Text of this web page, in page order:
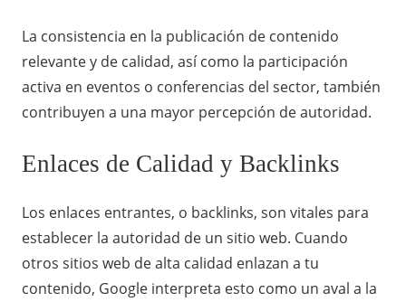
La consistencia en la publicación de contenido
relevante y de calidad, así como la participación
activa en eventos o conferencias del sector, también
contribuyen a una mayor percepción de autoridad.
Enlaces de Calidad y Backlinks
Los enlaces entrantes, o backlinks, son vitales para
establecer la autoridad de un sitio web. Cuando
otros sitios web de alta calidad enlazan a tu
contenido, Google interpreta esto como un aval a la